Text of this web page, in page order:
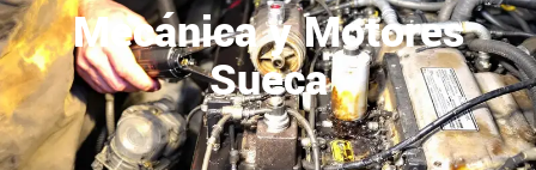
Mecánica y Motores
Sueca